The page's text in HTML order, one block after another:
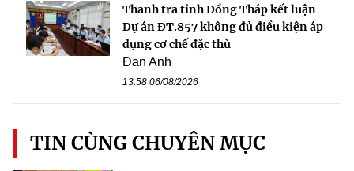
Thanh tra tỉnh Đồng Tháp kết luận
Dự án ĐT.857 không đủ điều kiện áp
dụng cơ chế đặc thù
Đan Anh
13:58 06/08/2026
TIN CÙNG CHUYÊN MỤC